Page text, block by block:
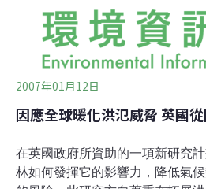
2007年01月12日
因應全球暖化洪氾威脅 英國
在英國政府所資助的一項新研究
林如何發揮它的影響力，降低氣